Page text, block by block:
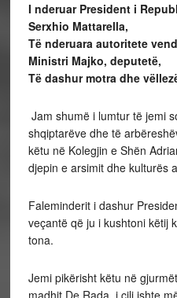
I nderuar President i
Serxhio Mattarella,
Të nderuara autoritete
Ministri Majko, deputetë,
Të dashur motra dhe
Jam shumë i lumtur të jemi
shqiptarëve dhe të
këtu në Kolegjin e Shën
djepin e arsimit dhe kulturës
Faleminderit i dashur
veçantë që ju i kushtoni këtij
tona.
Jemi pikërisht këtu në
madhit De Rada, i cili ishte